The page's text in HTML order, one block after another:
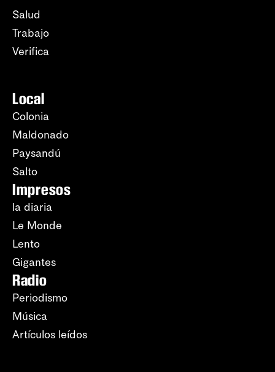
Salud
Trabajo
Verifica
Local
Colonia
Maldonado
Paysandú
Salto
Impresos
la diaria
Le Monde
Lento
Gigantes
Radio
Periodismo
Música
Artículos leídos